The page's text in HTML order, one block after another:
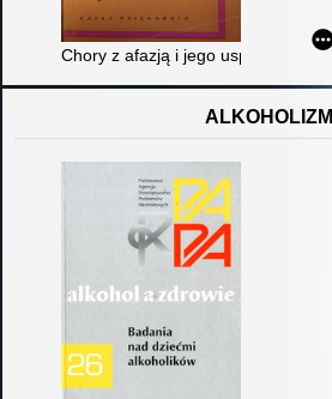
Chory z afazją i jego usprawnienie
ALKOHOLIZM